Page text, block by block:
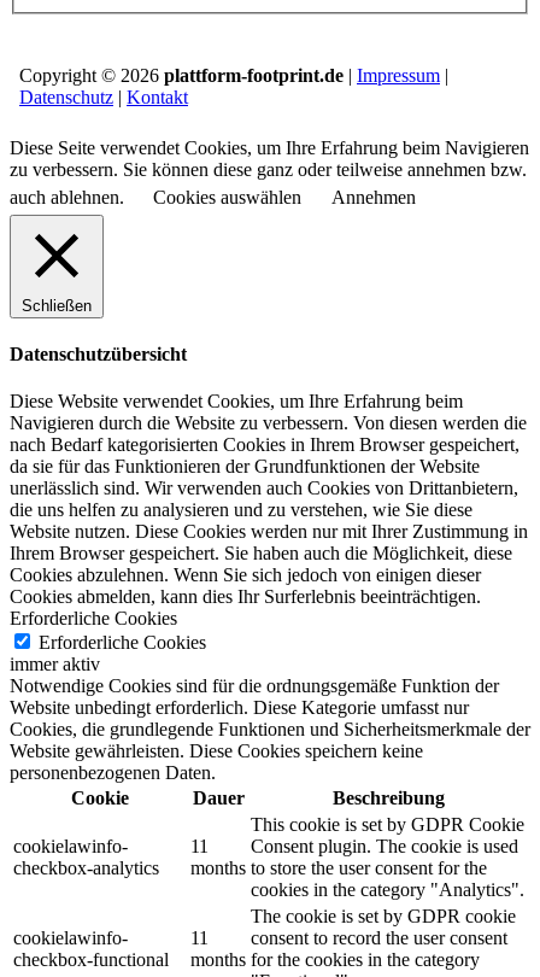
Copyright © 2026 plattform-footprint.de | Impressum |
Datenschutz | Kontakt
Diese Seite verwendet Cookies, um Ihre Erfahrung beim Navigieren
zu verbessern. Sie können diese ganz oder teilweise annehmen bzw.
auch ablehnen.
Cookies auswählen Annehmen
Schließen
Datenschutzübersicht
Diese Website verwendet Cookies, um Ihre Erfahrung beim
Navigieren durch die Website zu verbessern. Von diesen werden die
nach Bedarf kategorisierten Cookies in Ihrem Browser gespeichert,
da sie für das Funktionieren der Grundfunktionen der Website
unerlässlich sind. Wir verwenden auch Cookies von Drittanbietern,
die uns helfen zu analysieren und zu verstehen, wie Sie diese
Website nutzen. Diese Cookies werden nur mit Ihrer Zustimmung in
Ihrem Browser gespeichert. Sie haben auch die Möglichkeit, diese
Cookies abzulehnen. Wenn Sie sich jedoch von einigen dieser
Cookies abmelden, kann dies Ihr Surferlebnis beeinträchtigen.
Erforderliche Cookies
Erforderliche Cookies
immer aktiv
Notwendige Cookies sind für die ordnungsgemäße Funktion der
Website unbedingt erforderlich. Diese Kategorie umfasst nur
Cookies, die grundlegende Funktionen und Sicherheitsmerkmale der
Website gewährleisten. Diese Cookies speichern keine
personenbezogenen Daten.
Cookie
Dauer Beschreibung
cookielawinfo-
checkbox-analytics
11
months
This cookie is set by GDPR Cookie
Consent plugin. The cookie is used
to store the user consent for the
cookies in the category "Analytics".
cookielawinfo-
checkbox-functional
11
months
The cookie is set by GDPR cookie
consent to record the user consent
for the cookies in the category